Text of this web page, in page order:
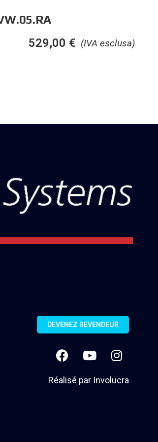
(IVA esclusa)
529,00 €
DEVENEZ REVENDEUR
Réalisé par Involucra